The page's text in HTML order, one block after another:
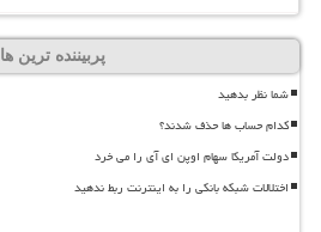
پربیننده ترین ها
شما نظر بدهید
کدام حساب ها حذف شدند؟
دولت آمریکا سهام اوپن ای آی را می خرد
اختلالات شبکه بانکی را به اینترنت ربط ندهید